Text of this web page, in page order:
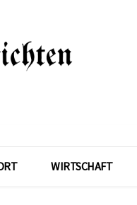
WIRTSCHAFT